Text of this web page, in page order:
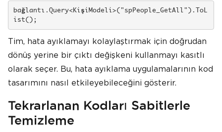
bağlantı.Query<KişiModeli>("spPeople_GetAll").ToL
ist();
Tim, hata ayıklamayı kolaylaştırmak için doğrudan
dönüş yerine bir çıktı değişkeni kullanmayı kasıtlı
olarak seçer. Bu, hata ayıklama uygulamalarının kod
tasarımını nasıl etkileyebileceğini gösterir.
Tekrarlanan Kodları Sabitlerle
Temizleme